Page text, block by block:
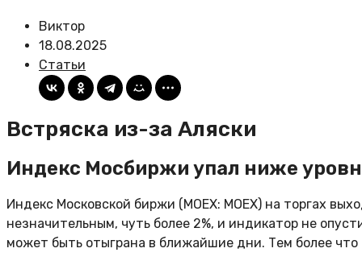
Виктор
18.08.2025
Статьи
Встряска из-за Аляски
Индекс Мосбиржи упал ниже
Индекс Московской биржи (MOEX: MOEX) на торгах
незначительным, чуть более 2%, и индикатор не
может быть отыграна в ближайшие дни. Тем более